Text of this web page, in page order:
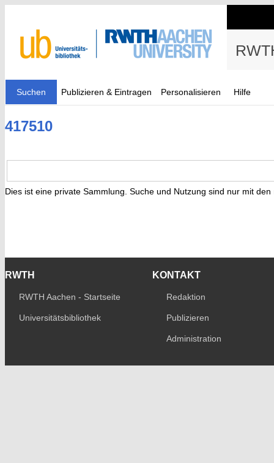
Suchen Publizieren & Eintragen Personalisieren Hilfe
417510
Dies ist eine private Sammlung. Suche und Nutzung sind nur mit
RWTH
RWTH Aachen - Startseite
Universitätsbibliothek
KONTAKT
Redaktion
Publizieren
Administration